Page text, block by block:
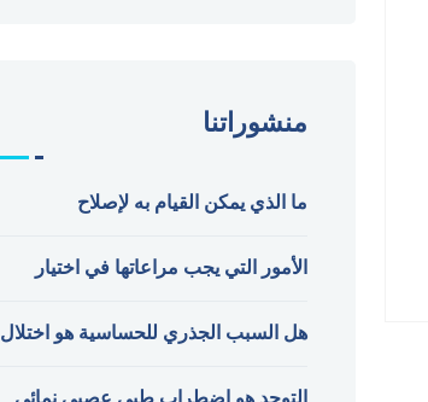
منشوراتنا
ما الذي يمكن القيام به لإصلاح
الأمور التي يجب مراعاتها في اختيار
هل السبب الجذري للحساسية هو اختلال